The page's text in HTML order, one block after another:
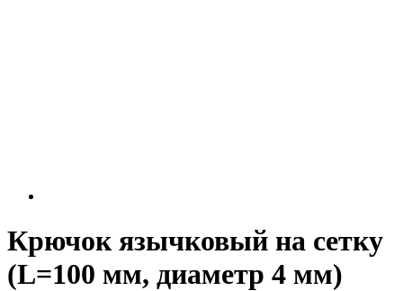
Крючок язычковый на сетку
(L=100 мм, диаметр 4 мм)